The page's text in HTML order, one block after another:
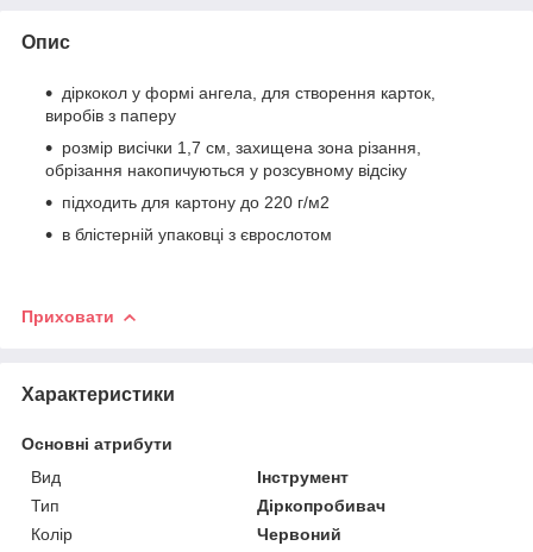
Опис
діркокол у формі ангела, для створення карток,
виробів з паперу
розмір висічки 1,7 см, захищена зона різання,
обрізання накопичуються у розсувному відсіку
підходить для картону до 220 г/м2
в блістерній упаковці з єврослотом
Приховати
Характеристики
Основні атрибути
Вид
Інструмент
Тип
Діркопробивач
Колір
Червоний